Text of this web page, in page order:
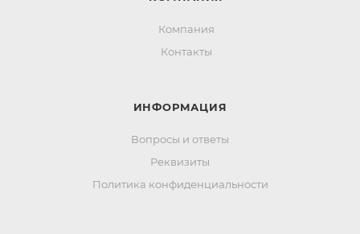
Компания
Контакты
ИНФОРМАЦИЯ
Вопросы и ответы
Реквизиты
Политика конфиденциальности